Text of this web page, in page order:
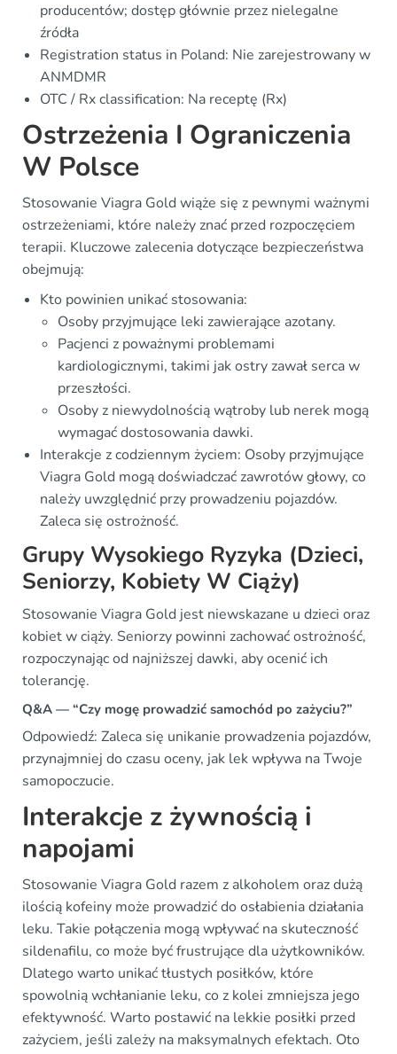
producentów; dostęp głównie przez nielegalne
źródła
Registration status in Poland: Nie zarejestrowany w
ANMDMR
OTC / Rx classification: Na receptę (Rx)
Ostrzeżenia I Ograniczenia
W Polsce
Stosowanie Viagra Gold wiąże się z pewnymi ważnymi
ostrzeżeniami, które należy znać przed rozpoczęciem
terapii. Kluczowe zalecenia dotyczące bezpieczeństwa
obejmują:
Kto powinien unikać stosowania:
Osoby przyjmujące leki zawierające azotany.
Pacjenci z poważnymi problemami
kardiologicznymi, takimi jak ostry zawał serca w
przeszłości.
Osoby z niewydolnością wątroby lub nerek mogą
wymagać dostosowania dawki.
Interakcje z codziennym życiem: Osoby przyjmujące
Viagra Gold mogą doświadczać zawrotów głowy, co
należy uwzględnić przy prowadzeniu pojazdów.
Zaleca się ostrożność.
Grupy Wysokiego Ryzyka (Dzieci,
Seniorzy, Kobiety W Ciąży)
Stosowanie Viagra Gold jest niewskazane u dzieci oraz
kobiet w ciąży. Seniorzy powinni zachować ostrożność,
rozpoczynając od najniższej dawki, aby ocenić ich
tolerancję.
Q&A — “Czy mogę prowadzić samochód po zażyciu?”
Odpowiedź: Zaleca się unikanie prowadzenia pojazdów,
przynajmniej do czasu oceny, jak lek wpływa na Twoje
samopoczucie.
Interakcje z żywnością i
napojami
Stosowanie Viagra Gold razem z alkoholem oraz dużą
ilością kofeiny może prowadzić do osłabienia działania
leku. Takie połączenia mogą wpływać na skuteczność
sildenafilu, co może być frustrujące dla użytkowników.
Dlatego warto unikać tłustych posiłków, które
spowolnią wchłanianie leku, co z kolei zmniejsza jego
efektywność. Warto postawić na lekkie posiłki przed
zażyciem, jeśli zależy na maksymalnych efektach. Oto